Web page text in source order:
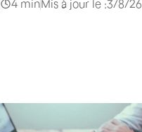
4 minMis à jour le :3/8/26